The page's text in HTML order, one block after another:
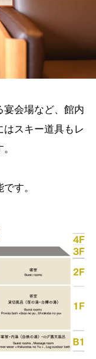
宴会場など、館内
スキー道具もレ
す。